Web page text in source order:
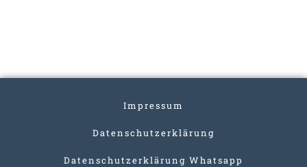
Impressum
Datenschutzerklärung
Datenschutzerklärung Whatsapp